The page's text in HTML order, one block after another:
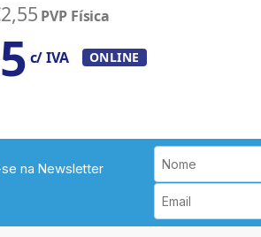
2,55 PVP Física
c/ IVA ONLINE
na Newsletter